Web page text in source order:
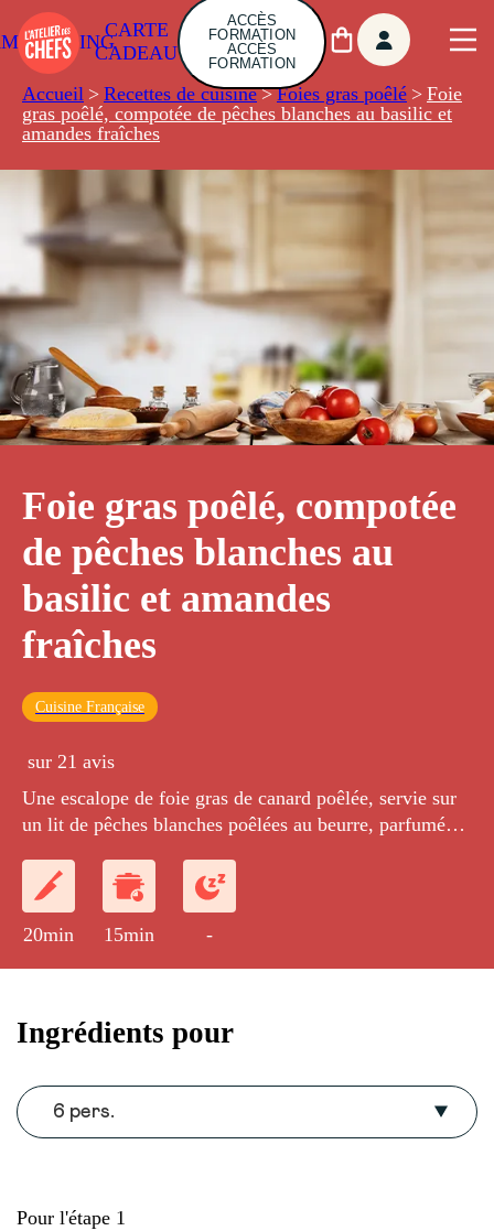
CARTE
CADEAU
ACCÈS
FORMATION
ACCÈS
FORMATION
Accueil > Recettes de cuisine > Foies gras poêlé > Foie
gras poêlé, compotée de pêches blanches au basilic et
amandes fraîches
Foie gras poêlé, compotée
de pêches blanches au
basilic et amandes
fraîches
Cuisine Française
sur 21 avis
Une escalope de foie gras de canard poêlée, servie sur
un lit de pêches blanches poêlées au beurre, parfumées
20min 15min -
Ingrédients pour
6 pers.
Pour l'étape 1